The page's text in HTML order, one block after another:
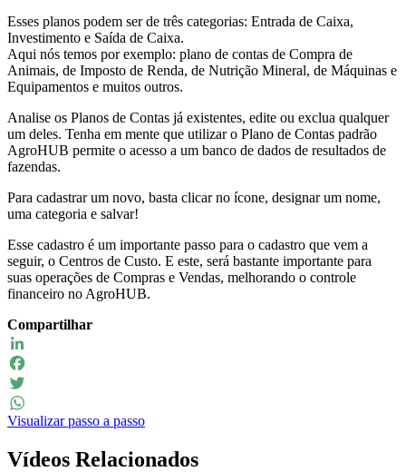
Esses planos podem ser de três categorias: Entrada de Caixa,
Investimento e Saída de Caixa.
Aqui nós temos por exemplo: plano de contas de Compra de
Animais, de Imposto de Renda, de Nutrição Mineral, de Máquinas e
Equipamentos e muitos outros.
Analise os Planos de Contas já existentes, edite ou exclua qualquer
um deles. Tenha em mente que utilizar o Plano de Contas padrão
AgroHUB permite o acesso a um banco de dados de resultados de
fazendas.
Para cadastrar um novo, basta clicar no ícone, designar um nome,
uma categoria e salvar!
Esse cadastro é um importante passo para o cadastro que vem a
seguir, o Centros de Custo. E este, será bastante importante para
suas operações de Compras e Vendas, melhorando o controle
financeiro no AgroHUB.
Compartilhar
LinkedIn
Facebook
Twitter
WhatsApp
Visualizar passo a passo
Vídeos Relacionados